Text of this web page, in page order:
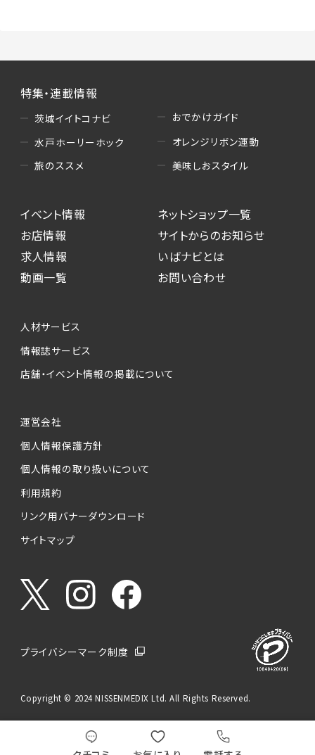
特集・連載情報
茨城イイトコナビ
水戸ホーリーホック
旅のススメ
おでかけガイド
オレンジリボン運動
美味しおスタイル
イベント情報
お店情報
求人情報
動画一覧
ネットショップ一覧
サイトからのお知らせ
いばナビとは
お問い合わせ
人材サービス
情報誌サービス
店舗・イベント情報の掲載について
運営会社
個人情報保護方針
個人情報の取り扱いについて
利用規約
リンク用バナーダウンロード
サイトマップ
プライバシーマーク制度
Copyright © 2024 NISSENMEDIX Ltd. All Rights Reserved.